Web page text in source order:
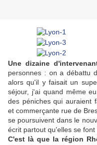
Une dizaine
personnes : on a débattu
alors qu'il y faisait un
séjour, j'ai quand même
des péniches qui auraient
et commerçante rue de
se poursuivent dans le
écrit partout qu'elles se font
C'est là que la région